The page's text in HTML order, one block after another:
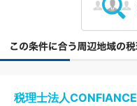
税理士法人CONFIANCE